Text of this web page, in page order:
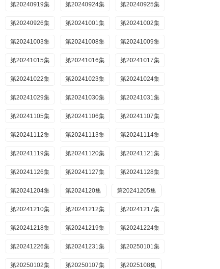
第20240919集 第20240924集 第20240925集
第20240926集 第20241001集 第20241002集
第20241003集 第20241008集 第20241009集
第20241015集 第20241016集 第20241017集
第20241022集 第20241023集 第20241024集
第20241029集 第20241030集 第20241031集
第20241105集 第20241106集 第20241107集
第20241112集 第20241113集 第20241114集
第20241119集 第20241120集 第20241121集
第20241126集 第20241127集 第20241128集
第20241204集 第2024120集 第20241205集
第20241210集 第20241212集 第20241217集
第20241218集 第20241219集 第20241224集
第20241226集 第20241231集 第20250101集
第20250102集 第20250107集 第2025108集